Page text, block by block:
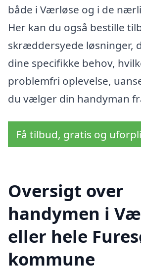
både i Værløse og i de
Her kan du også bestille
skræddersyede løsninger,
dine specifikke behov,
problemfri oplevelse,
du vælger din handyman
Få tilbud, gratis og
Oversigt over
handymen i
eller hele
kommune